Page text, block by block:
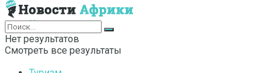
Интернет
Нет результатов
Смотреть все результаты